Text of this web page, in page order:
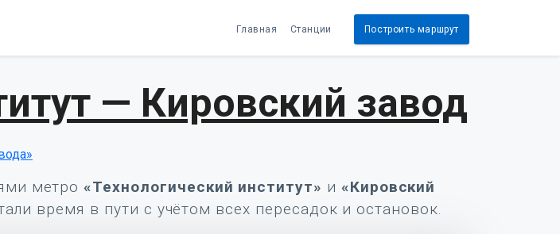
Главная Станции Построить маршрут
— Кировский завод
метро«Технологический институт» и «Кировский
время в пути с учётом всех пересадок и остановок.